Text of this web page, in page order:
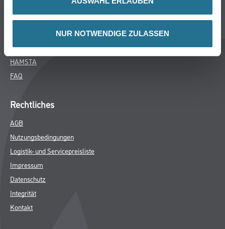
NUR NOTWENDIGE ZULASSEN
Services
M-Plus
HAMSTA
FAQ
Rechtliches
AGB
Nutzungsbedingungen
Logistik- und Servicepreisliste
Impressum
Datenschutz
Integrität
Kontakt